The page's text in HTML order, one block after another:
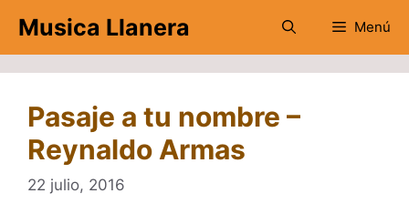
contenido
Musica Llanera Menú
Pasaje a tu nombre –
Reynaldo Armas
22 julio, 2016